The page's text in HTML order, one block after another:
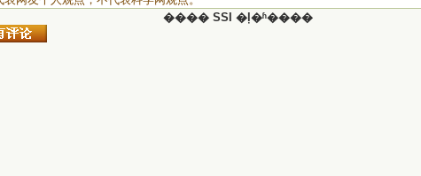
���� SSI �ļ�ʱ����